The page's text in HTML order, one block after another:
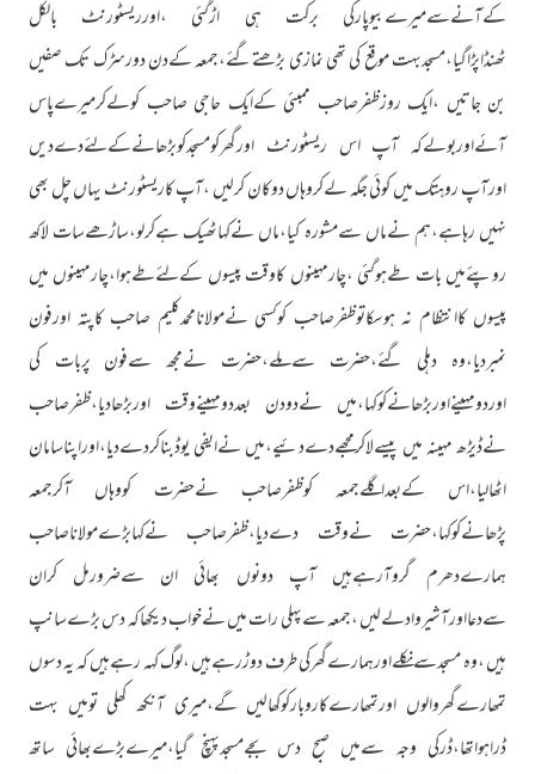
کےآنےسےمیرےبیوپارکی برکت ہی اڑگئی ،اورریسٹورنٹ بالکل
ٹھنڈاپڑاگیا،مسجدبہت موقع کی تھی نمازی بڑھتےگئے،جمعہ کےدن دورسڑک تک صفیں
بن جاتیں ،ایک روزظفرصاحب ممبئی کےایک حاجی صاحب کولےکرمیرےپاس
آئےاوربولےکہ آپ اس ریسٹورنٹ اورگھرکومسجدکوبڑھانےکےلئےدےدیں
اورآپ روہتک میں کوئی جگہ لےکروہاں دوکان کرلیں ،آپ کاریسٹورنٹ یہاں چل بھی
نہیں رہاہے،ہم نےماں سےمشورہ کیا،ماں نےکہاٹھیک ہےکرلو،ساڑھےسات لاکھ
روپئےمیں بات طےہوگئی ،چارمہینوں کاوقت پیسوں کےلئےطےہوا،چارمہینوں میں
پیسوں کاانتظام نہ ہوسکاتوظفرصاحب کوکسی نےمولانامحمدکلیم صاحب کاپتہ اورفون
نمبردیا،وہ دہلی گئے،حضرت سےملے،حضرت نےمجھ سےفون پربات کی
اوردومہینےاوربڑھانےکوکہا،میں نےدودن بعددومہینےوقت اوربڑھادیا،ظفرصاحب
نےڈیڑھ مہینہ میں پیسےلاکرمجھےدےدئیے،میں نےایفی یوڈبناکردےدیا،اوراپناسامان
اٹھالیا،اس کےبعداگلےجمعہ کوظفرصاحب نےحضرت کووہاں آکرجمعہ
پڑھانےکوکہا،حضرت نےوقت دےدیا،ظفرصاحب نےکہابڑےمولاناصاحب
ہمارےدھرم گروآرہےہیں آپ دونوں بھائی ان سےضرورمل کران
سےدعااورآشیروادلےلیں ،جمعہ سےپہلی رات میں نےخواب دیکھاکہ دس بڑےسانپ
ہیں ،وہ مسجدسےنکلےاورہمارےگھرکی طرف دوڑرہےہیں ،لوگ کہہ رہےہیں کہ یہ دسوں
تمھارےگھروالوں اورتمھارےکاروبارکوکھالیں گے،میری آنکھ کھلی تومیں بہت
ڈراہواتھا،ڈرکی وجہ سےمیں صبح دس بجےمسجدپہنچ گیا،میرےبڑےبھائی ساتھ